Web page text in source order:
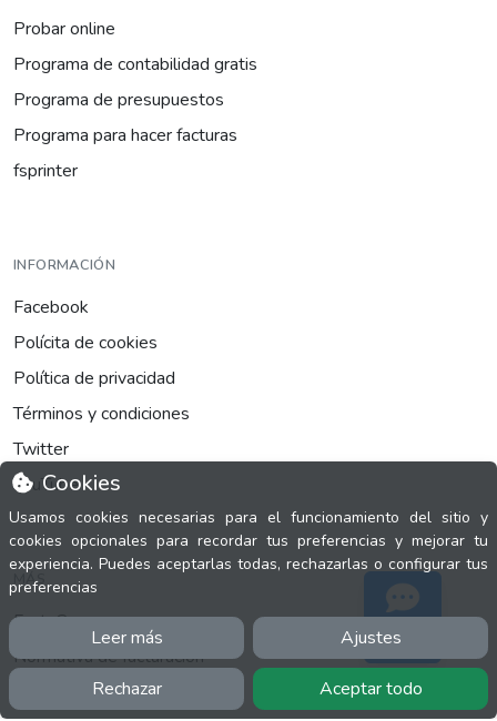
Cookies
Usamos cookies necesarias para el funcionamiento del sitio y
cookies opcionales para recordar tus preferencias y mejorar tu
experiencia. Puedes aceptarlas todas, rechazarlas o configurar tus
preferencias
Leer más Ajustes
Rechazar Aceptar todo
Probar online
Programa de contabilidad gratis
Programa de presupuestos
Programa para hacer facturas
fsprinter
INFORMACIÓN
Facebook
Polícita de cookies
Política de privacidad
Términos y condiciones
Twitter
YouTube
MÁS
FactuCon
Normativa de facturación
Programa de Partners
Soporte